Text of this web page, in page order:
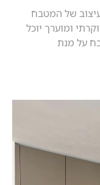
של המטבח
ומוערך יוכל
על מנת